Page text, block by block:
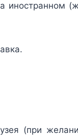
иностранном
(при